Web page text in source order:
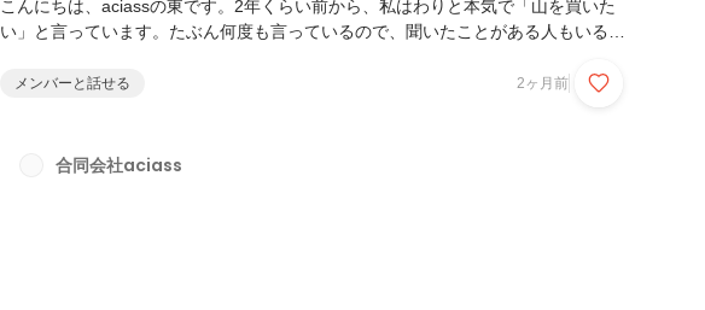
こんにちは、aciassの東です。2年くらい前から、私はわりと本気で「山を買いた
い」と言っています。たぶん何度も言っているので、聞いたことがある人もいると
意外と近づいてきてないか？」と思うことがあります。もちろん、まだ山は持って
少し状況が変わりました。今日はそんな話です。そもそも山を買うのが目的だった
メンバーと話せる 2ヶ月前
合同会社aciass